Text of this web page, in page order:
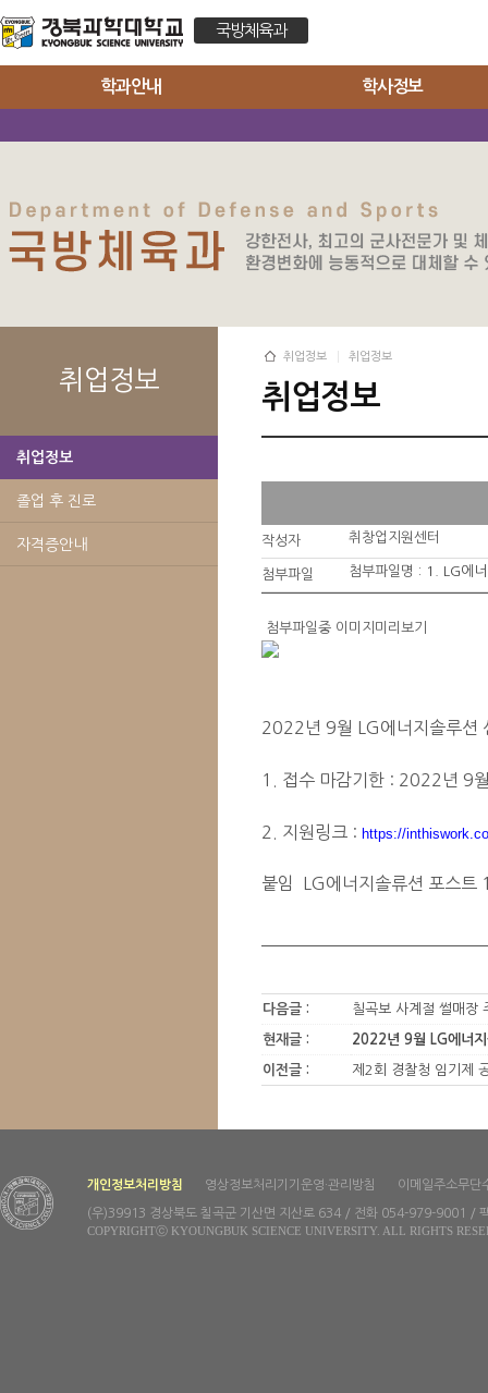
국방체육과
학과안내 학사정보
취업정보
취업정보
졸업 후 진로
자격증안내
취업정보 취업정보
취업정보
작성자 취창업지원센터
첨부파일 첨부파일명 : 1. LG에
첨부파일중 이미지미리보기
2022년 9월 LG에너지솔루션
1. 접수 마감기한 : 2022년 9
2. 지원링크 : https://
붙임 LG에너지솔류션 포스트
다음글 : 칠곡보 사계절 썰매장
현재글 : 2022년 9월 LG에너
이전글 : 제2회 경찰청 임기제
개인정보처리방침 영상정보처리기기운영·관리방침 이메일주소무단
(우)39913 경상북도 칠곡군 기산면 지산로 634 / 전화 054-979-9001 /
COPYRIGHTⓒ KYOUNGBUK SCIENCE UNIVERSITY. ALL RIGHTS